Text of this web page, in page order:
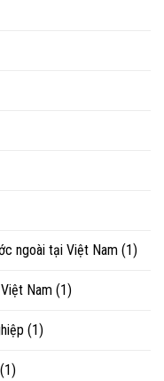
ngoài tại Việt Nam (1)
Nam (1)
(1)
(1)